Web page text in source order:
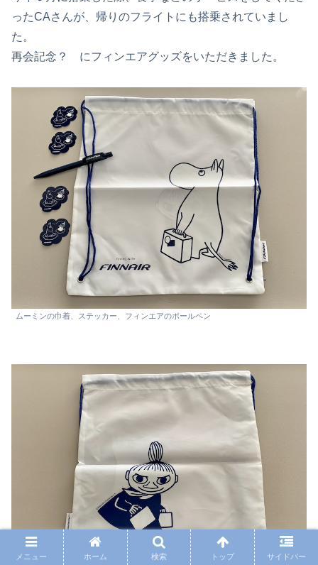
ったCAさんが、帰りのフライトにも搭乗されていまし
た。
再会記念？ にフィンエアグッズをいただきました。
ムーミンの巾着、ステッカー、フィンエアのボールペン
メニュー ホーム 検索 トップ サイドバー